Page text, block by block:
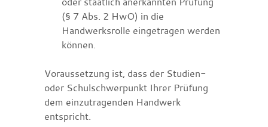
(§ 7 Abs. 2 HwO) in die
Handwerksrolle eingetragen werden
können.
Voraussetzung ist, dass der Studien-
oder Schulschwerpunkt Ihrer Prüfung
dem einzutragenden Handwerk
entspricht.